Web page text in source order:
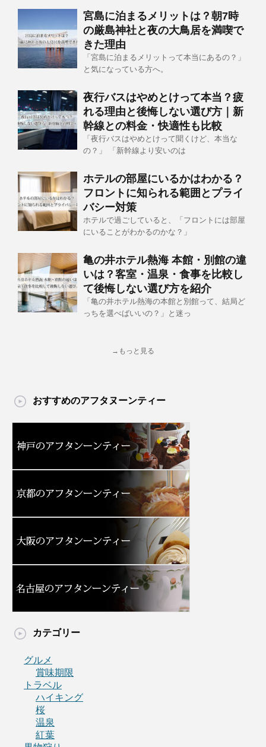
宮島に泊まるメリットは？朝7時
の厳島神社と夜の大鳥居を満喫で
きた理由
「宮島に泊まるメリットって本当にあるの？」
と気になっている方へ。
夜行バスはやめとけって本当？疲
れる理由と後悔しない選び方｜新
幹線との料金・快適性も比較
「夜行バスはやめとけって聞くけど、本当な
の？」 「新幹線より安いのは
ホテルの部屋にいるかはわかる？
フロントに知られる範囲とプライ
バシー対策
ホテルで過ごしていると、「フロントには部屋
にいることがわかるのかな？」
亀の井ホテル熱海 本館・別館の違
いは？客室・温泉・食事を比較し
て後悔しない選び方を紹介
「亀の井ホテル熱海の本館と別館って、結局ど
っちを選べばいいの？」と迷っ
→もっと見る
おすすめのアフタヌーンティー
カテゴリー
グルメ
賞味期限
トラベル
ハイキング
桜
温泉
紅葉